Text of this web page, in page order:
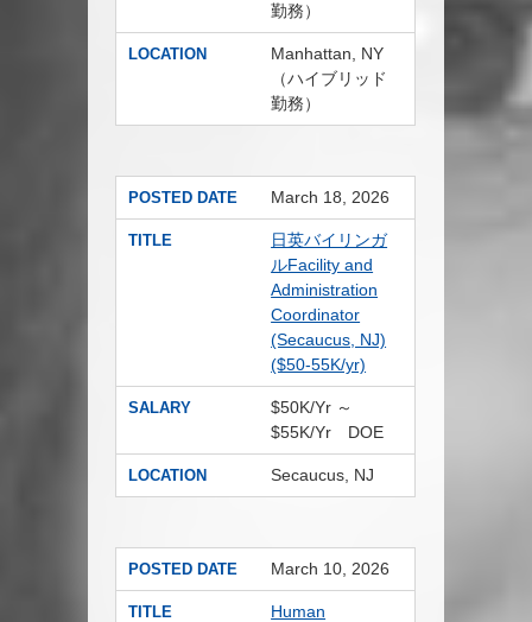
勤務）
LOCATION
Manhattan, NY
（ハイブリッド
勤務）
POSTED DATE March 18, 2026
TITLE
日英バイリンガ
ルFacility and
Administration
Coordinator
(Secaucus, NJ)
($50-55K/yr)
SALARY
$50K/Yr ～
$55K/Yr DOE
LOCATION Secaucus, NJ
POSTED DATE March 10, 2026
TITLE
Human